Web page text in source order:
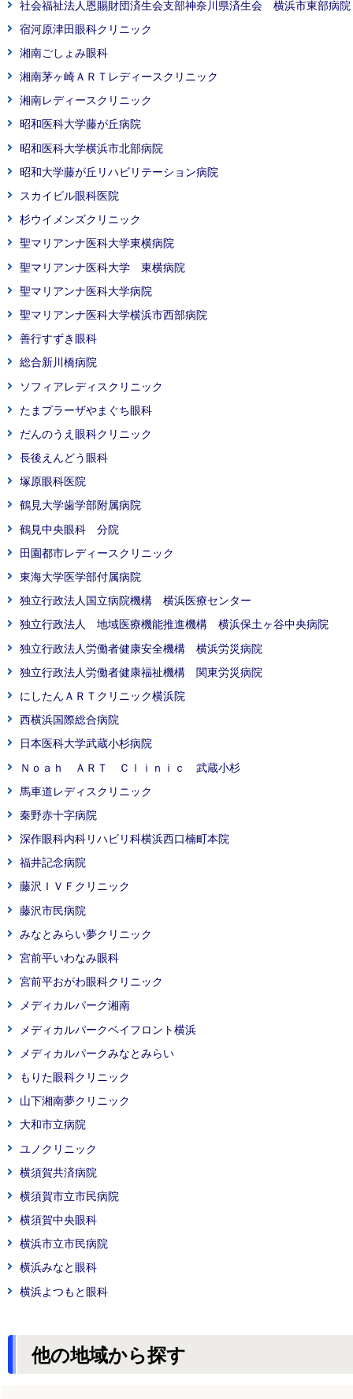
社会福祉法人恩賜財団済生会支部神奈川県済生会 横浜市東部病院
宿河原津田眼科クリニック
湘南ごしょみ眼科
湘南茅ヶ崎ＡＲＴレディースクリニック
湘南レディースクリニック
昭和医科大学藤が丘病院
昭和医科大学横浜市北部病院
昭和大学藤が丘リハビリテーション病院
スカイビル眼科医院
杉ウイメンズクリニック
聖マリアンナ医科大学東横病院
聖マリアンナ医科大学 東横病院
聖マリアンナ医科大学病院
聖マリアンナ医科大学横浜市西部病院
善行すずき眼科
総合新川橋病院
ソフィアレディスクリニック
たまプラーザやまぐち眼科
だんのうえ眼科クリニック
長後えんどう眼科
塚原眼科医院
鶴見大学歯学部附属病院
鶴見中央眼科 分院
田園都市レディースクリニック
東海大学医学部付属病院
独立行政法人国立病院機構 横浜医療センター
独立行政法人 地域医療機能推進機構 横浜保土ヶ谷中央病院
独立行政法人労働者健康安全機構 横浜労災病院
独立行政法人労働者健康福祉機構 関東労災病院
にしたんＡＲＴクリニック横浜院
西横浜国際総合病院
日本医科大学武蔵小杉病院
Ｎｏａｈ ＡＲＴ Ｃｌｉｎｉｃ 武蔵小杉
馬車道レディスクリニック
秦野赤十字病院
深作眼科内科リハビリ科横浜西口楠町本院
福井記念病院
藤沢ＩＶＦクリニック
藤沢市民病院
みなとみらい夢クリニック
宮前平いわなみ眼科
宮前平おがわ眼科クリニック
メディカルパーク湘南
メディカルパークベイフロント横浜
メディカルパークみなとみらい
もりた眼科クリニック
山下湘南夢クリニック
大和市立病院
ユノクリニック
横須賀共済病院
横須賀市立市民病院
横須賀中央眼科
横浜市立市民病院
横浜みなと眼科
横浜よつもと眼科
他の地域から探す